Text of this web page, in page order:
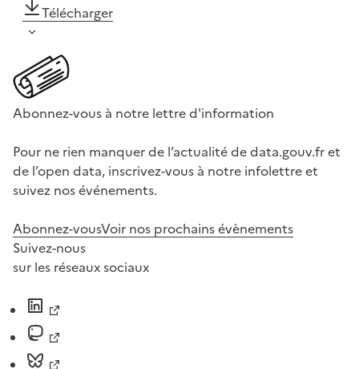
Télécharger
Abonnez-vous à notre lettre d'information
Pour ne rien manquer de l’actualité de data.gouv.fr et
de l’open data, inscrivez-vous à notre infolettre et
suivez nos événements.
Abonnez-vousVoir nos prochains évènements
Suivez-nous
sur les réseaux sociaux